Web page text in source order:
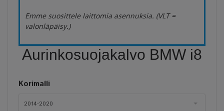
Emme suosittele laittomia asennuksia. (VLT =
valonläpäisy.)
Aurinkosuojakalvo BMW i8
Korimalli
2014-2020